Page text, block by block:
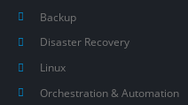
Backup
Disaster Recovery
Linux
Orchestration & Automation